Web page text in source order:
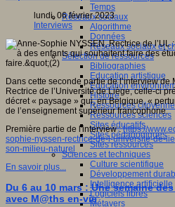
Temps
Réseaux sociaux
Algorithme
Données
Réseaux sociaux et
Sélection de ressources
Bibliographies
Education artistique
Education
Histoire
Ressources
Ressources sciences
Sites éducatifs
Sites pédagogiques
Sites ressources
Sciences et techniques
Culture scientifique
Développement
Intelligence artificielle
Logiciels libres
Métavers
lundi, 06 février 2023
Interviews
Dans cette seconde partie de l’interview de
Rectrice de l’Université de Liège, celle-ci
décret « paysage » qui, en Belgique, «
de l’enseignement supérieur francophone.
Première partie de l'interview :https://
sophie-nyssen-rectrice-de-l-universite-de-
son-milieu-naturel
En savoir plus...
Du 6 au 10 mars : Une semaine
avec M@ths en-vie